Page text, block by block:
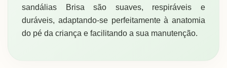
sandálias Brisa são suaves, respiráveis e
duráveis, adaptando-se perfeitamente à anatomia
do pé da criança e facilitando a sua manutenção.